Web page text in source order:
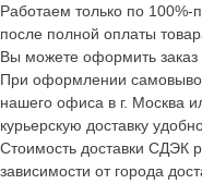
Работаем только по 100%-
после полной оплаты
Вы можете оформить
При оформлении
нашего офиса в г. Москва
курьерскую доставку
Стоимость доставки СДЭК
зависимости от города